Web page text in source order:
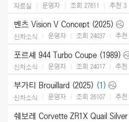
자료실 운영자 조회 27611 추천 3
벤츠 Vision V Concept (2025)
신차소식 운영자 조회 24037 추천
포르셰 944 Turbo Coupe (1989)
신차소식 운영자 조회 24017 추천
부가티 Brouillard (2025) (1)
신차소식 운영자 조회 26107 추천